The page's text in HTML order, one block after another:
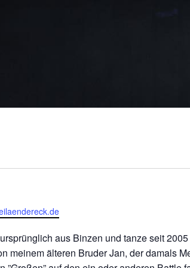
aus Binzen und tanze seit
meinem älteren Bruder Jan, der damals